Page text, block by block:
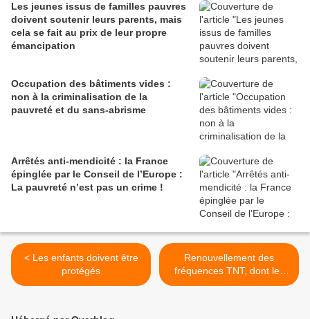
Les jeunes issus de familles pauvres
doivent soutenir leurs parents, mais
cela se fait au prix de leur propre
émancipation
Occupation des bâtiments vides :
non à la criminalisation de la
pauvreté et du sans-abrisme
Arrêtés anti-mendicité : la France
épinglée par le Conseil de l’Europe :
La pauvreté n’est pas un crime !
< Les enfants doivent être
protégés
Renouvellement des
fréquences TNT, dont les
chaînes C8 et CNEWS >